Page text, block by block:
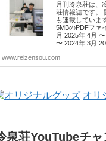
月刊冷泉荘は、
荘情報誌です。
も連載していま
5MBのPDFファ
月 2025年 4月
〜 2024年 3月
2020年 4月 〜
2019年 3月
2015年 4月 〜
www.reizensou.com
オリ
泉荘YouTubeチャ